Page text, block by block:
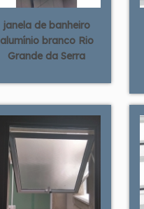
janela de banheiro
alumínio branco Rio
Grande da Serra